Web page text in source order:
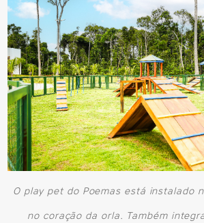
O play pet do Poemas está instalado
no coração da orla. Também